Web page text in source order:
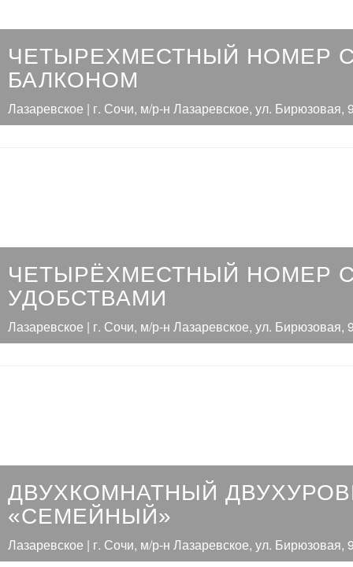
ЧЕТЫРЕХМЕСТНЫЙ НОМЕР
БАЛКОНОМ
Лазаревское | г. Сочи, м/р-н Лазаревское, ул. Бирюзовая,
ЧЕТЫРЁХМЕСТНЫЙ НОМЕР
УДОБСТВАМИ
Лазаревское | г. Сочи, м/р-н Лазаревское, ул. Бирюзовая,
ДВУХКОМНАТНЫЙ
«СЕМЕЙНЫЙ»
Лазаревское | г. Сочи, м/р-н Лазаревское, ул. Бирюзовая,